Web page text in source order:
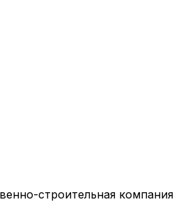
строительная компания